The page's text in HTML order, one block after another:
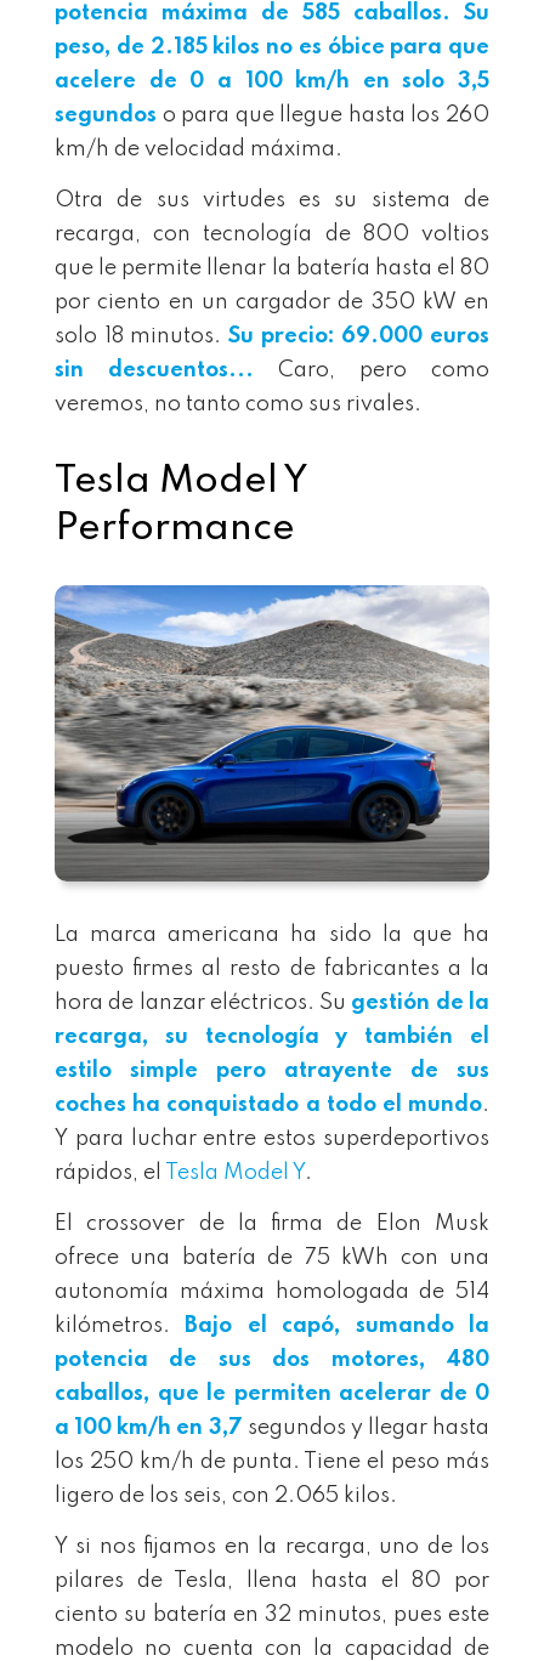
potencia máxima de 585 caballos. Su
peso, de 2.185 kilos no es óbice para que
acelere de 0 a 100 km/h en solo 3,5
segundos o para que llegue hasta los 260
km/h de velocidad máxima.
Otra de sus virtudes es su sistema de
recarga, con tecnología de 800 voltios
que le permite llenar la batería hasta el 80
por ciento en un cargador de 350 kW en
solo 18 minutos. Su precio: 69.000 euros
sin descuentos...
Caro, pero como
veremos, no tanto como sus rivales.
Tesla Model Y
Performance
La marca americana ha sido la que ha
puesto firmes al resto de fabricantes a la
hora de lanzar eléctricos. Su gestión de la
recarga, su tecnología y también el
estilo simple pero atrayente de sus
coches ha conquistado a todo el mundo.
Y para luchar entre estos superdeportivos
rápidos, el
Tesla Model Y.
El crossover de la firma de Elon Musk
ofrece una batería de 75 kWh con una
autonomía máxima homologada de 514
kilómetros.
Bajo el capó, sumando la
potencia de sus dos motores, 480
caballos, que le permiten acelerar de 0
a 100 km/h en 3,7 segundos y llegar hasta
los 250 km/h de punta. Tiene el peso más
ligero de los seis, con 2.065 kilos.
Y si nos fijamos en la recarga, uno de los
pilares de Tesla, llena hasta el 80 por
ciento su batería en 32 minutos, pues este
modelo no cuenta con la capacidad de